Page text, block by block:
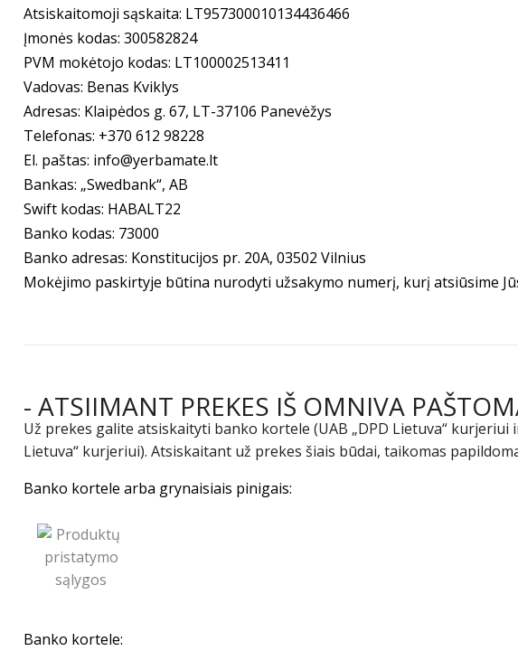
Atsiskaitomoji sąskaita: LT957300010134436466
Įmonės kodas: 300582824
PVM mokėtojo kodas: LT100002513411
Vadovas: Benas Kviklys
Adresas: Klaipėdos g. 67, LT-37106 Panevėžys
Telefonas: +370 612 98228
El. paštas: info@yerbamate.lt
Bankas: „Swedbank“, AB
Swift kodas: HABALT22
Banko kodas: 73000
Banko adresas: Konstitucijos pr. 20A, 03502 Vilnius
Mokėjimo paskirtyje būtina nurodyti užsakymo numerį, kurį atsiūsime
- ATSIIMANT PREKES IŠ OMNIVA
Už prekes galite atsiskaityti banko kortele (UAB „DPD Lietuva“
Lietuva“ kurjeriui). Atsiskaitant už prekes šiais būdai, taikomas
Banko kortele arba grynaisiais pinigais:
Banko kortele: